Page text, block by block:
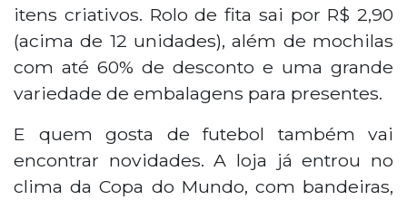
itens criativos. Rolo de fita sai por R$ 2,90
(acima de 12 unidades), além de mochilas
com até 60% de desconto e uma grande
variedade de embalagens para presentes.
E quem gosta de futebol também vai
encontrar novidades. A loja já entrou no
clima da Copa do Mundo, com bandeiras,